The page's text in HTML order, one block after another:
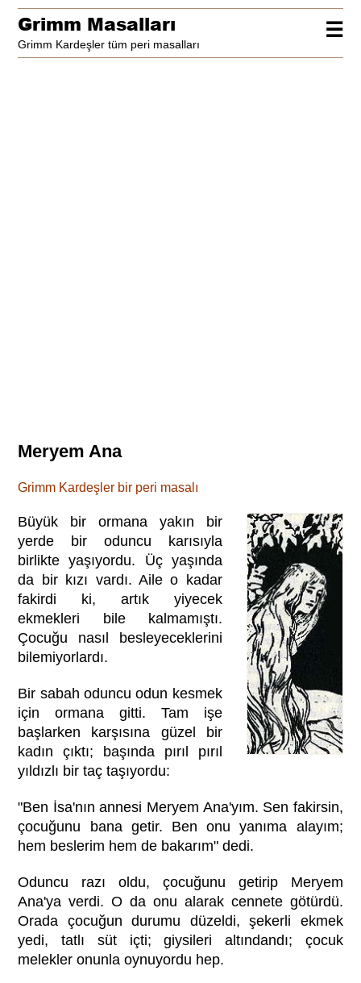
☰
Grimm Masalları
Grimm Kardeşler tüm peri masalları
Meryem Ana
Grimm Kardeşler bir peri masalı
Büyük bir ormana yakın bir
yerde bir oduncu karısıyla
birlikte yaşıyordu. Üç yaşında
da bir kızı vardı. Aile o kadar
fakirdi ki, artık yiyecek
ekmekleri bile kalmamıştı.
Çocuğu nasıl besleyeceklerini
bilemiyorlardı.
Bir sabah oduncu odun kesmek
için ormana gitti. Tam işe
başlarken karşısına güzel bir
kadın çıktı; başında pırıl pırıl
yıldızlı bir taç taşıyordu:
"Ben İsa'nın annesi Meryem Ana'yım. Sen fakirsin,
çocuğunu bana getir. Ben onu yanıma alayım;
hem beslerim hem de bakarım" dedi.
Oduncu razı oldu, çocuğunu getirip Meryem
Ana'ya verdi. O da onu alarak cennete götürdü.
Orada çocuğun durumu düzeldi, şekerli ekmek
yedi, tatlı süt içti; giysileri altındandı; çocuk
melekler onunla oynuyordu hep.